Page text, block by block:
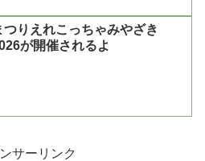
つりえれこっちゃみやざき
が開催されるよ
サーリンク